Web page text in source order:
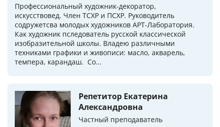
Профессиональный художник-декоратор,
искусствовед. Член ТСХР и ПСХР. Руководитель
содружетсва молодых художников АРТ-Лаборатория.
Как художник пследователь русской классической
изобразительной школы. Владею различными
техниками графики и живописи: масло, акварель,
темпера, карандаш. Со...
Репетитор Екатерина
Александровна
Частный преподаватель